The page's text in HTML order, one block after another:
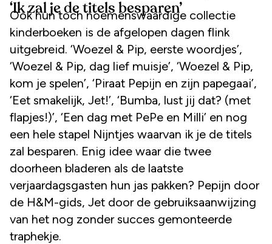
‘Ik zal je de titels besparen’
Ook hun toch noemenswaardige collectie
kinderboeken is de afgelopen dagen flink
uitgebreid. ‘Woezel & Pip, eerste woordjes’,
‘Woezel & Pip, dag lief muisje’, ‘Woezel & Pip,
kom je spelen’, ‘Piraat Pepijn en zijn papegaai’,
‘Eet smakelijk, Jet!’, ‘Bumba, lust jij dat? (met
flapjes!)’, ‘Een dag met PePe en Milli’ en nog
een hele stapel Nijntjes waarvan ik je de titels
zal besparen. Enig idee waar die twee
doorheen bladeren als de laatste
verjaardagsgasten hun jas pakken? Pepijn door
de H&M-gids, Jet door de gebruiksaanwijzing
van het nog zonder succes gemonteerde
traphekje.